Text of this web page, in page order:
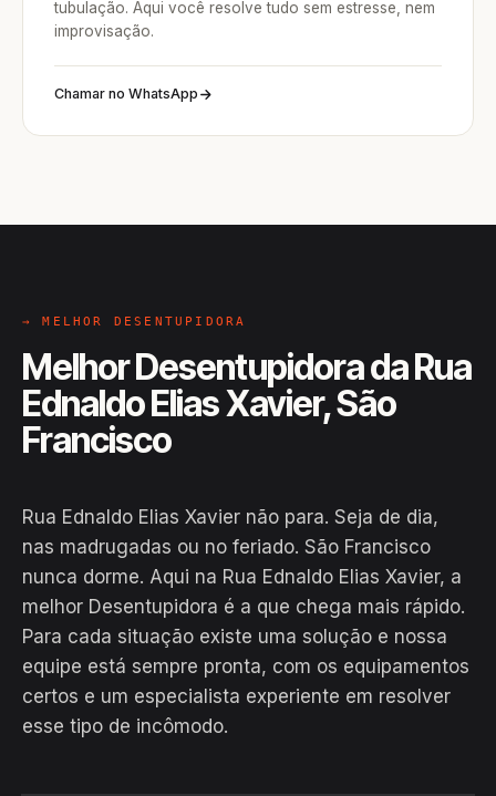
tubulação. Aqui você resolve tudo sem estresse, nem
improvisação.
Chamar no WhatsApp
→ MELHOR DESENTUPIDORA
Melhor Desentupidora da Rua
Ednaldo Elias Xavier, São
Francisco
Rua Ednaldo Elias Xavier não para. Seja de dia,
nas madrugadas ou no feriado. São Francisco
nunca dorme. Aqui na Rua Ednaldo Elias Xavier, a
melhor Desentupidora é a que chega mais rápido.
Para cada situação existe uma solução e nossa
equipe está sempre pronta, com os equipamentos
certos e um especialista experiente em resolver
esse tipo de incômodo.
EM CAMPO
Hiroshiro · Rua Ednaldo Elias Xavier,